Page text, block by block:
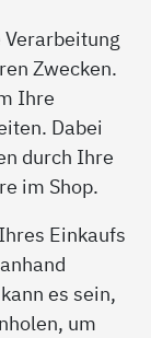
Zwecken.
Ihre
Dabei
durch Ihre
im Shop.
Einkaufs
es sein,
um